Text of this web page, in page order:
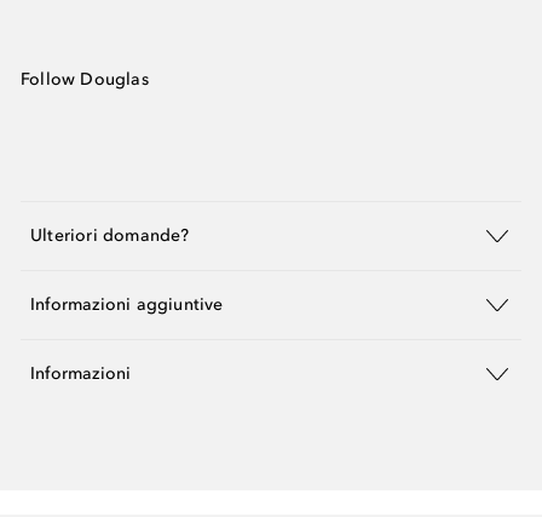
Follow Douglas
Ulteriori domande?
Informazioni aggiuntive
Informazioni